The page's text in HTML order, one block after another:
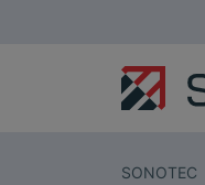
SONOTEC